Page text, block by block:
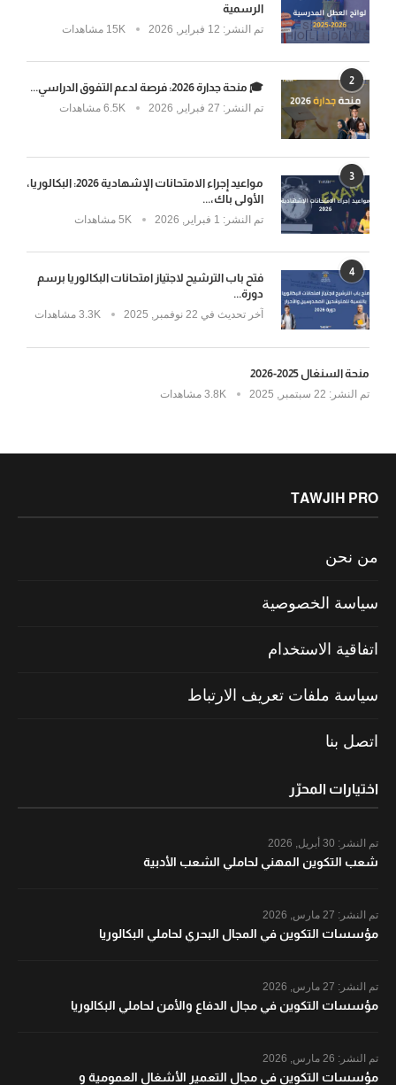
الرسمية
تم النشر: 15K مشاهدات
2 🎓 منحة جدارة 2026: فرصة لدعم التفوق الدراسي...
تم النشر: 6.5K مشاهدات
3
مواعيد إجراء الامتحانات الإشهادية 2026: البكالوريا،
الأولى باك،...
تم النشر: 5K مشاهدات
4
فتح باب الترشيح لاجتياز امتحانات البكالوريا برسم
دورة...
آخر تحديث في 3.3K مشاهدات
منحة السنغال 2025-2026
تم النشر: 3.8K مشاهدات
TAWJIH PRO
من نحن
سياسة الخصوصية
اتفاقية الاستخدام
سياسة ملفات تعريف الارتباط
اتصل بنا
اختيارات المحرّر
تم النشر:
شعب التكوين المهني لحاملي الشعب الأدبية
تم النشر:
مؤسسات التكوين في المجال البحري لحاملي البكالوريا
تم النشر:
مؤسسات التكوين في مجال الدفاع والأمن لحاملي البكالوريا
تم النشر:
مؤسسات التكوين في مجال التعمير الأشغال العمومية و